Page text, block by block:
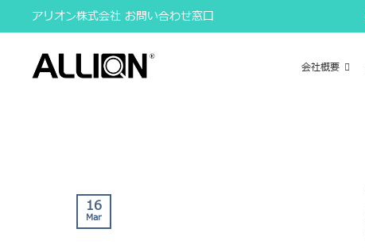
to
content
アリオン株式会社 お問い合わせ窓口
会社概要
16
Mar